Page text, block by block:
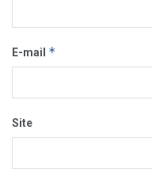
E-mail *
Site